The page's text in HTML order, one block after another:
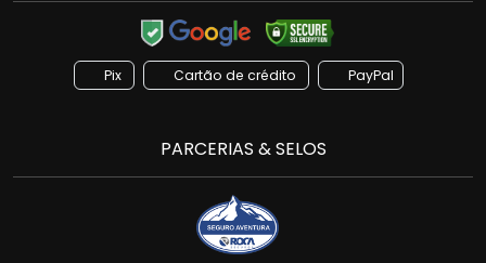
Pix Cartão de crédito PayPal
PARCERIAS & SELOS